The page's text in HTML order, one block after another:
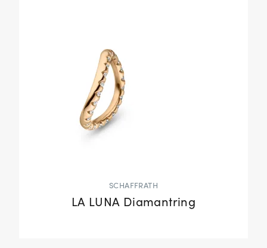
SCHAFFRATH
LA LUNA Diamantring